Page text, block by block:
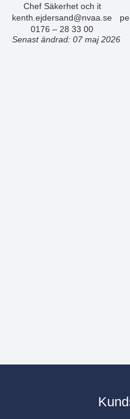
Chef Säkerhet och it
kenth.ejdersand@nvaa.se
0176 – 28 33 00
Senast ändrad: 07 maj 2026